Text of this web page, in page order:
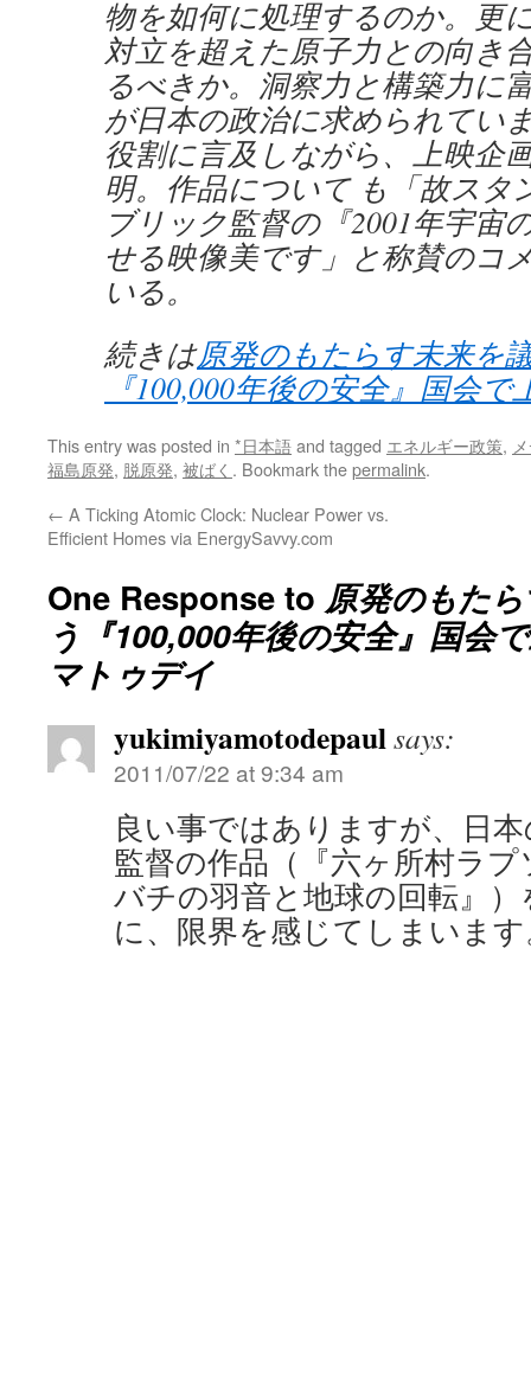
物を如何に処理するのか。更
対立を超えた原子力との向き
るべきか。洞察力と構築力に
が日本の政治に求められてい
役割に言及しながら、上映企
明。作品について も「故スタ
ブリック監督の『2001年宇宙
せる映像美です」と称賛のコ
いる。
続きは原発のもたらす未来を
『100,000年後の安全』国会で
This entry was posted in *日本語and tagged エネルギー政策,
福島原発, 脱原発, 被ばく . Bookmark thepermalink.
← A Ticking Atomic Clock: Nuclear Power vs.
Efficient Homes via EnergySavvy.com
One Response to 原発のもた
う『100,000年後の安全』国会
マトゥデイ
yukimiyamotodepaulsays:
2011/07/22 at 9:34 am
良い事ではありますが、日
監督の作品（『六ヶ所村ラ
バチの羽音と地球の回転』
に、限界を感じてしまいま